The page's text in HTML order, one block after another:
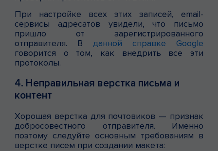
При настройке всех этих записей, email-
сервисы адресатов увидели, что письмо
пришло от зарегистрированного
отправителя. В данной справке Google
говорится о том, как внедрить все эти
протоколы.
4. Неправильная верстка письма и
контент
Хорошая верстка для почтовиков — признак
добросовестного отправителя. Именно
поэтому следуйте основным требованиям в
верстке писем при создании макета: